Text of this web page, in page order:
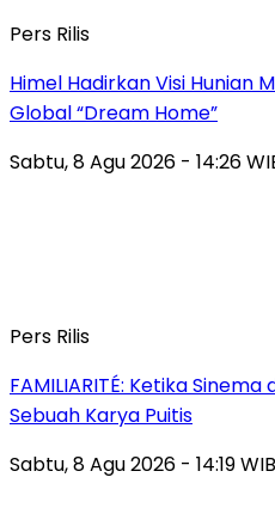
Pers Rilis
Himel Hadirkan Visi Hunian
Global “Dream Home”
Sabtu, 8 Agu 2026 - 14:26
Pers Rilis
FAMILIARITÉ: Ketika
Sebuah Karya Puitis
Sabtu, 8 Agu 2026 - 14:19 WIB